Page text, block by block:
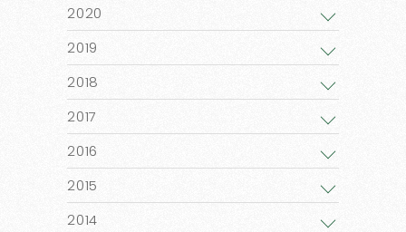
2020
2019
2018
2017
2016
2015
2014